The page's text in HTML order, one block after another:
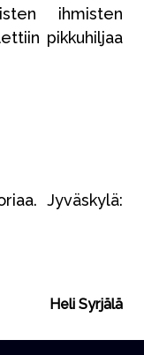
ihmisten
pikkuhiljaa
Jyväskylä:
Heli Syrjälä